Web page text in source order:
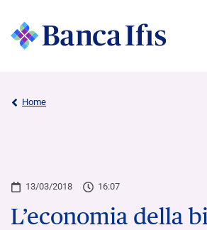
Home
13/03/2018 16:07
L’economia della